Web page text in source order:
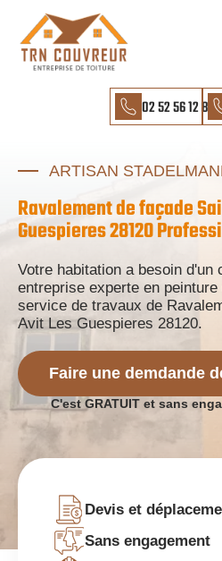
02 52 56 12 85
ARTISAN
Ravalement de façade
Guespieres 28120
Votre habitation a besoin d'un
entreprise experte en
service de travaux de
Avit Les Guespieres 28120.
Faire une demdande
C'est GRATUIT et sans
Devis et
Sans engagement